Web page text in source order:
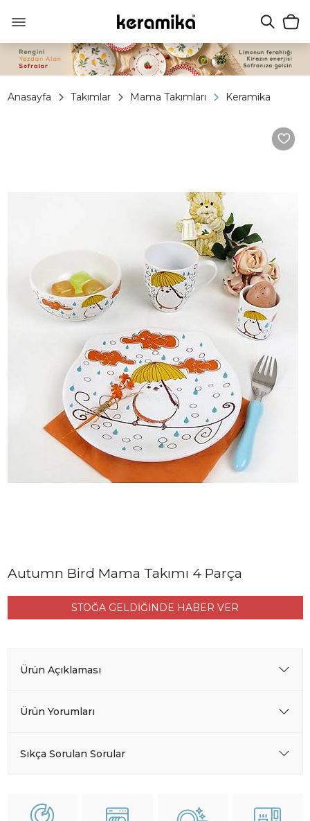
Anasayfa Takımlar Mama Takımları Keramika
Autumn Bird Mama Takımı 4 Parça
STOĞA GELDİĞİNDE HABER VER
Ürün Açıklaması
Ürün Yorumları
Sıkça Sorulan Sorular